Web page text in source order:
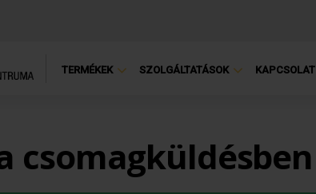
TERMÉKEK SZOLGÁLTATÁSOK KAPCSOLAT
csomagküldésben